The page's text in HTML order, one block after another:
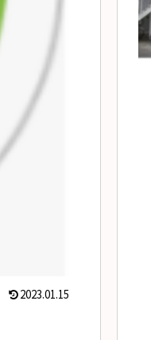
2023.01.15